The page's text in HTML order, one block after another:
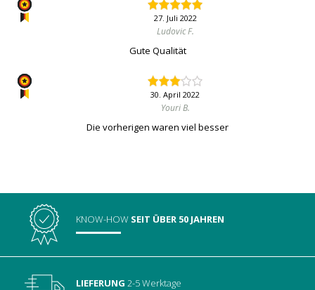
27. Juli 2022
Ludovic F.
Gute Qualität
30. April 2022
Youri B.
Die vorherigen waren viel besser
KNOW-HOW SEIT ÜBER 50 JAHREN
LIEFERUNG 2-5 Werktage